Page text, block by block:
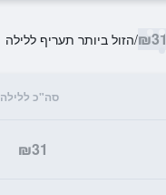
₪31
/הזול ביותר תעריף ללילה
סה"כ ללילה
₪31